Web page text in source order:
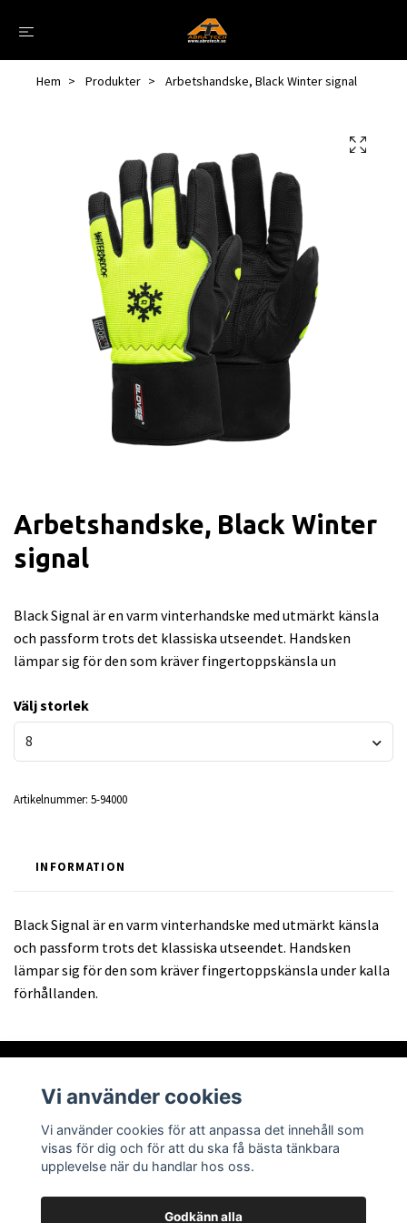
Hem Produkter Arbetshandske, Black Winter signal
Arbetshandske, Black Winter
signal
Black Signal är en varm vinterhandske med utmärkt känsla
och passform trots det klassiska utseendet. Handsken
lämpar sig för den som kräver fingertoppskänsla un
Välj storlek
8
Artikelnummer: 5-94000
INFORMATION
Black Signal är en varm vinterhandske med utmärkt känsla
och passform trots det klassiska utseendet. Handsken
lämpar sig för den som kräver fingertoppskänsla under kalla
förhållanden.
Om oss
Läs mer
Vi använder cookies
Vi använder cookies för att anpassa det innehåll som
visas för dig och för att du ska få bästa tänkbara
upplevelse när du handlar hos oss.
Godkänn alla